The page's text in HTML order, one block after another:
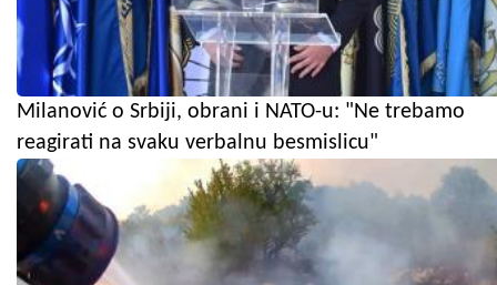
Milanović o Srbiji, obrani i NATO-u: "Ne trebamo
reagirati na svaku verbalnu besmislicu"